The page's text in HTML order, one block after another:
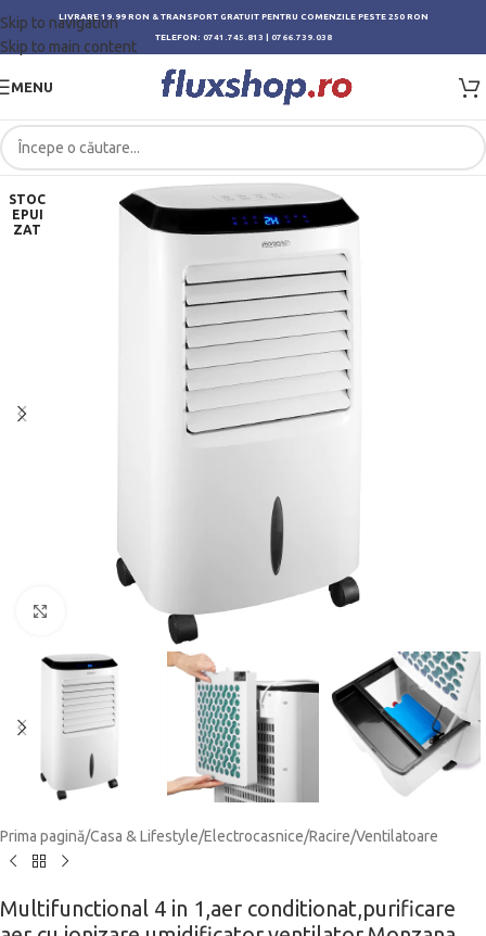
Skip to navigation
Skip to main content
LIVRARE 19.99 RON & TRANSPORT GRATUIT PENTRU COMENZILE PESTE 250 RON
TELEFON: 0741.745.813 0766.739.038
MENU
STOC
EPUI
ZAT
Click to enlarge
Prima pagină/Casa & Lifestyle/Electrocasnice/Racire/Ventilatoare
Multifunctional 4 in 1,aer conditionat,purificare